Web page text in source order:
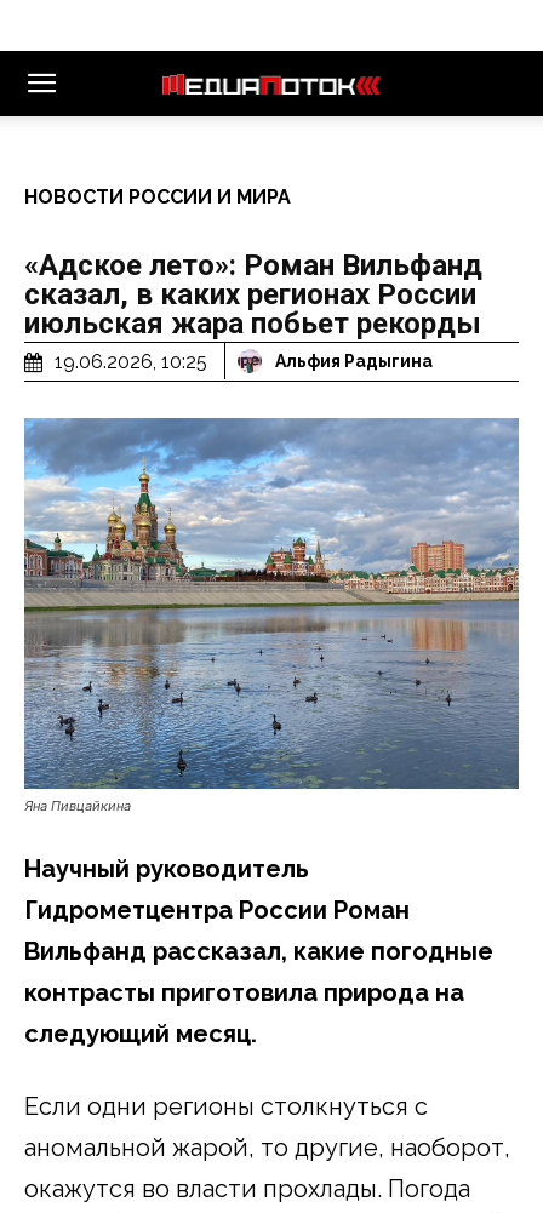
НОВОСТИ РОССИИ И МИРА
«Адское лето»: Роман Вильфанд
сказал, в каких регионах России
июльская жара побьет рекорды
19.06.2026, 10:25 Альфия Радыгина
Яна Пивцайкина
Научный руководитель
Гидрометцентра России Роман
Вильфанд рассказал, какие погодные
контрасты приготовила природа на
следующий месяц.
Если одни регионы столкнуться с
аномальной жарой, то другие, наоборот,
окажутся во власти прохлады. Погода